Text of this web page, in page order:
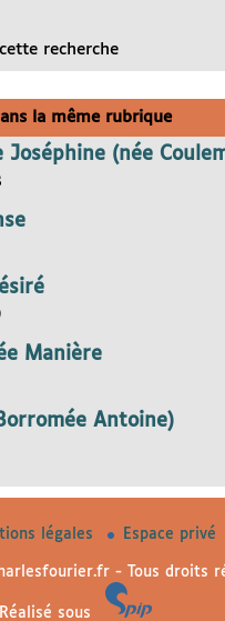
recherche
la même rubrique
Joséphine (née
Manière
Antoine)
légales Espace privé
- Tous droits
Réalisé sous